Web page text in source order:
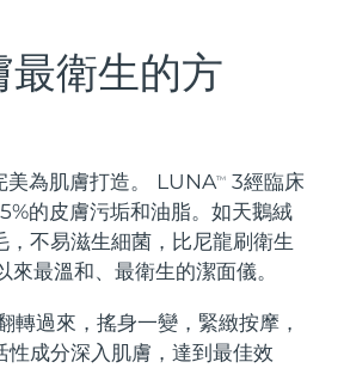
最衛生的方
美為肌膚打造。 LUNATM
3經臨床
的皮膚污垢和油脂。如天鵝絨
，不易滋生細菌，比尼龍刷衛生
來最溫和、最衛生的潔面儀。
轉過來，搖身一變，緊緻按摩，
性成分深入肌膚，達到最佳效
4 套裝
massage
4 Plus
LED heating
2 套裝
toning
2 go
toning on-the-go
3 套裝
4
預計送達日期
8/9/26
預計送達日期8/15/26
納 預計送達日期8/12/26
預計送達日期8/14/26